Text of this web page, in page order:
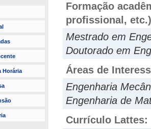
Horária
Formação
profissional, etc.)
Mestrado em
Doutorado em
Áreas de
Engenharia
Engenharia de
Currículo Lattes: